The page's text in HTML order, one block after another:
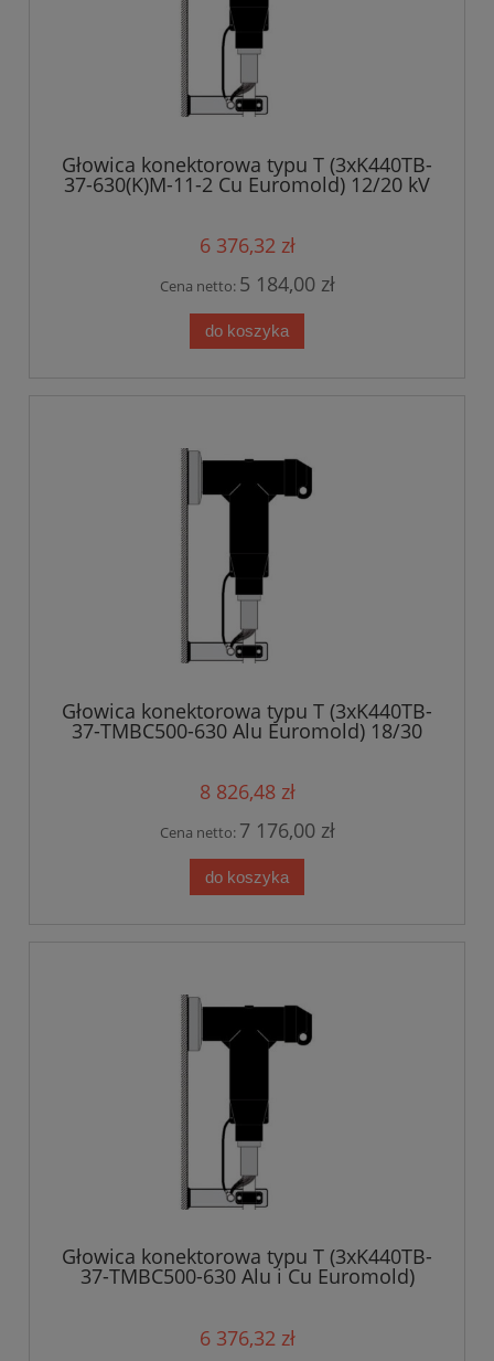
Głowica konektorowa typu T (3xK440TB-
37-630(K)M-11-2 Cu Euromold) 12/20 kV
6 376,32 zł
Cena netto: 5 184,00 zł
do koszyka
Głowica konektorowa typu T (3xK440TB-
37-TMBC500-630 Alu Euromold) 18/30
8 826,48 zł
Cena netto: 7 176,00 zł
do koszyka
Głowica konektorowa typu T (3xK440TB-
37-TMBC500-630 Alu i Cu Euromold)
6 376,32 zł